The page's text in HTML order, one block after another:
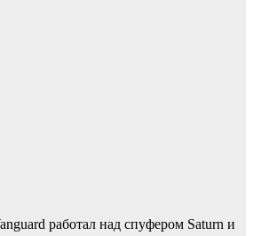
работал над спуфером Saturn и